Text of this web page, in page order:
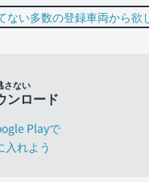
さない
ンロード